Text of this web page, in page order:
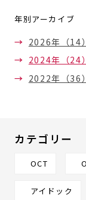
年別アーカイブ
2026年（14）
2024年（24）
2022年（36）
カテゴリー
OCT
アイドック